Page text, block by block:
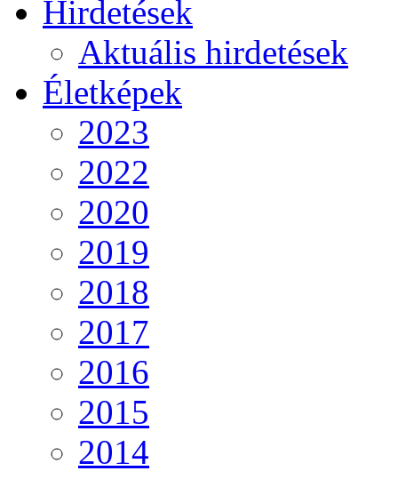
Hirdetések
Aktuális hirdetések
Életképek
2023
2022
2020
2019
2018
2017
2016
2015
2014